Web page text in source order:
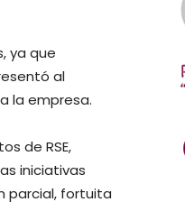
ya que
al
la empresa.
de RSE,
iniciativas
parcial, fortuita